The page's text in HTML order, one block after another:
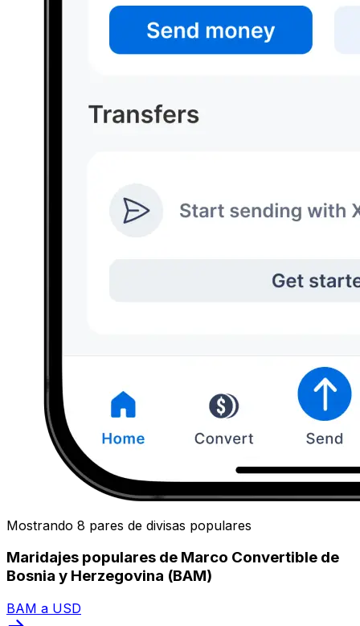
Mostrando 8 pares de divisas populares
Maridajes populares de Marco Convertible de
Bosnia y Herzegovina (BAM)
BAM a USD